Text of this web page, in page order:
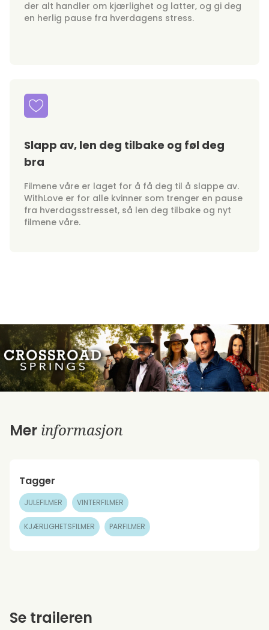
der alt handler om kjærlighet og latter, og gi deg
en herlig pause fra hverdagens stress.
Slapp av, len deg tilbake og føl deg
bra
Filmene våre er laget for å få deg til å slappe av.
WithLove er for alle kvinner som trenger en pause
fra hverdagsstresset, så len deg tilbake og nyt
filmene våre.
Mer informasjon
Tagger
JULEFILMER VINTERFILMER
KJÆRLIGHETSFILMER PARFILMER
Se traileren